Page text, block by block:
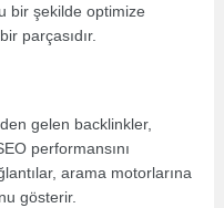
bir şekilde optimize
parçasıdır.
gelen backlinkler,
performansını
arama motorlarına
gösterir.